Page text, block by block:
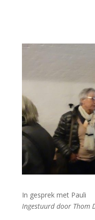
In gesprek met Pauli
Ingestuurd door Thom